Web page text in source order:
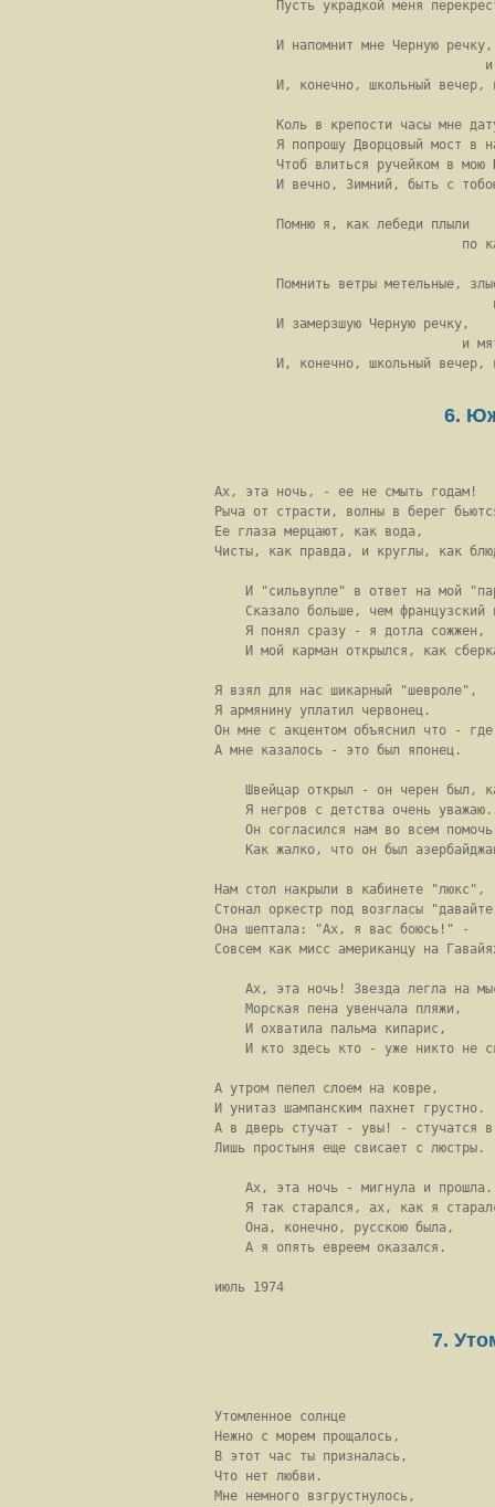
Пусть украдкой меня
        И напомнит мне Черную речку,
И, конечно, школьный вечер,
Коль в крепости часы мне
Я попрошу Дворцовый мост в
Чтоб влиться ручейком в мою
И вечно, Зимний, быть с
        Помню я, как лебеди плыли
по
Помнить ветры метельные,
        И замерзшую Черную речку,
и
И, конечно, школьный вечер,
6.
Ах, эта ночь, - ее не смыть годам!
Рыча от страсти, волны в берег
Ее глаза мерцают, как вода,
Чисты, как правда, и круглы, как
И "сильвупле" в ответ на мой
Сказало больше, чем французский
    Я понял сразу - я дотла сожжен,
И мой карман открылся, как
Я взял для нас шикарный "шевроле",
Я армянину уплатил червонец.
Он мне с акцентом объяснил что -
А мне казалось - это был японец.
Швейцар открыл - он черен был,
    Я негров с детства очень уважаю.
Он согласился нам во всем
Как жалко, что он был
Нам стол накрыли в кабинете "люкс",
Стонал оркестр под возгласы
Она шептала: "Ах, я вас боюсь!" -
Совсем как мисс американцу на
Ах, эта ночь! Звезда легла на
    Морская пена увенчала пляжи,
    И охватила пальма кипарис,
И кто здесь кто - уже никто не
А утром пепел слоем на ковре,
И унитаз шампанским пахнет грустно.
А в дверь стучат - увы! - стучатся
Лишь простыня еще свисает с люстры.
    Ах, эта ночь - мигнула и прошла.
Я так старался, ах, как я
    Она, конечно, русскою была,
    А я опять евреем оказался.
июль 1974
7.
Утомленное солнце
Нежно с морем прощалось,
В этот час ты призналась,
Что нет любви.
Мне немного взгрустнулось,